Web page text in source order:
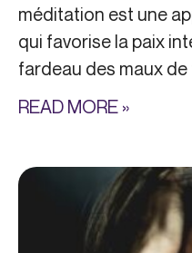
méditation est une
qui favorise la paix
fardeau des maux
READ MORE »